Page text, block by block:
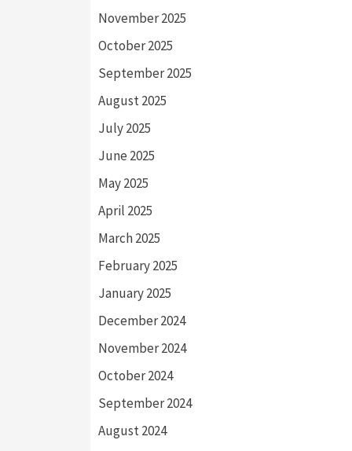
November 2025
October 2025
September 2025
August 2025
July 2025
June 2025
May 2025
April 2025
March 2025
February 2025
January 2025
December 2024
November 2024
October 2024
September 2024
August 2024